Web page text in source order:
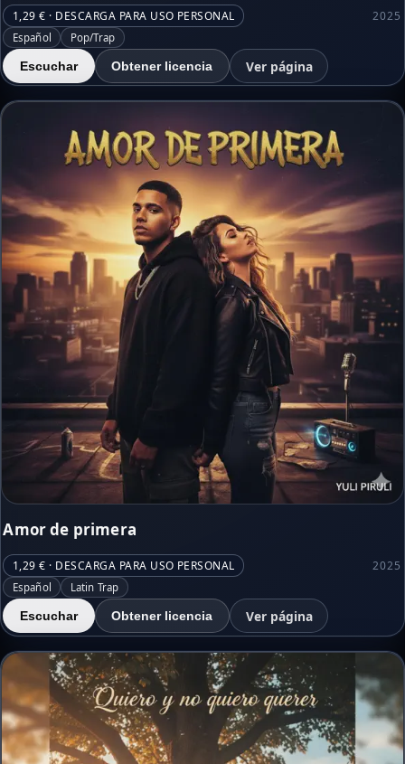
1,29 € · DESCARGA PARA USO PERSONAL 2025
Español Pop/Trap
Escuchar Obtener licencia Ver página
Amor de primera
1,29 € · DESCARGA PARA USO PERSONAL 2025
Español Latin Trap
Escuchar Obtener licencia Ver página